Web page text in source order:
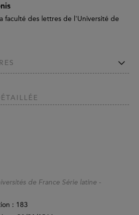
faculté des lettres de l'Université de
de France Série latine -
: 183